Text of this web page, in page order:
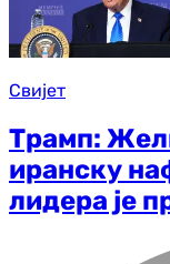
Свијет
Трамп:
иранску
лидера је